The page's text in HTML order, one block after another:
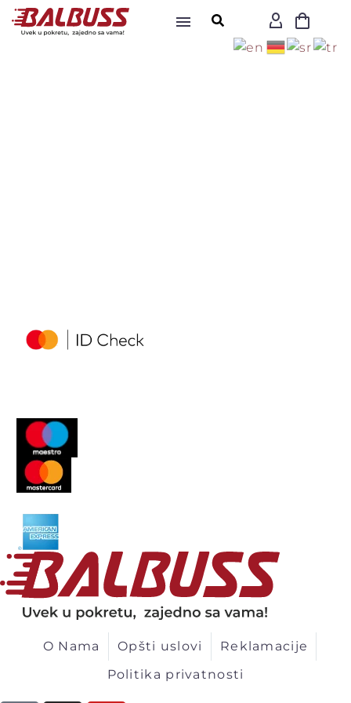
O Nama Opšti uslovi
Reklamacije
Politika privatnosti